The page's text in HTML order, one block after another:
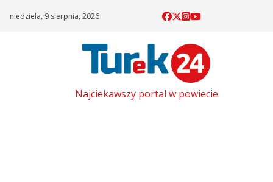
niedziela, 9 sierpnia, 2026
Najciekawszy portal w powiecie